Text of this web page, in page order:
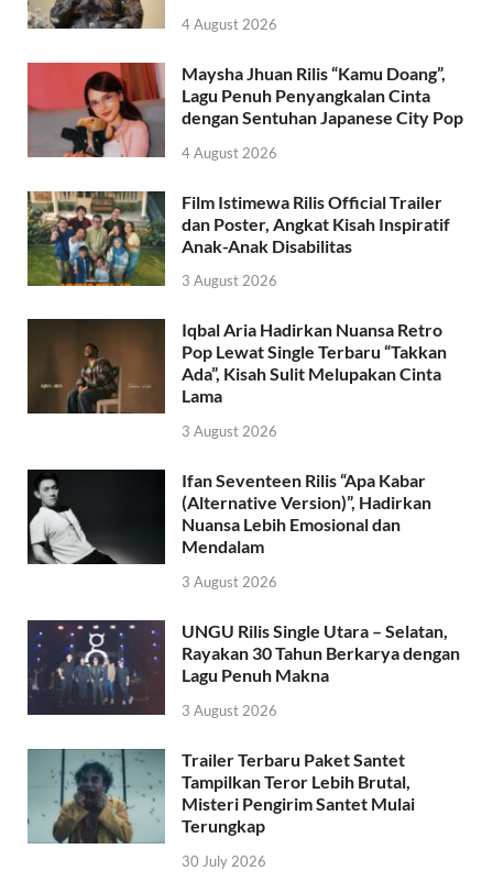
4 August 2026
Maysha Jhuan Rilis “Kamu Doang”,
Lagu Penuh Penyangkalan Cinta
dengan Sentuhan Japanese City Pop
4 August 2026
Film Istimewa Rilis Official Trailer
dan Poster, Angkat Kisah Inspiratif
Anak-Anak Disabilitas
3 August 2026
Iqbal Aria Hadirkan Nuansa Retro
Pop Lewat Single Terbaru “Takkan
Ada”, Kisah Sulit Melupakan Cinta
Lama
3 August 2026
Ifan Seventeen Rilis “Apa Kabar
(Alternative Version)”, Hadirkan
Nuansa Lebih Emosional dan
Mendalam
3 August 2026
UNGU Rilis Single Utara – Selatan,
Rayakan 30 Tahun Berkarya dengan
Lagu Penuh Makna
3 August 2026
Trailer Terbaru Paket Santet
Tampilkan Teror Lebih Brutal,
Misteri Pengirim Santet Mulai
Terungkap
30 July 2026